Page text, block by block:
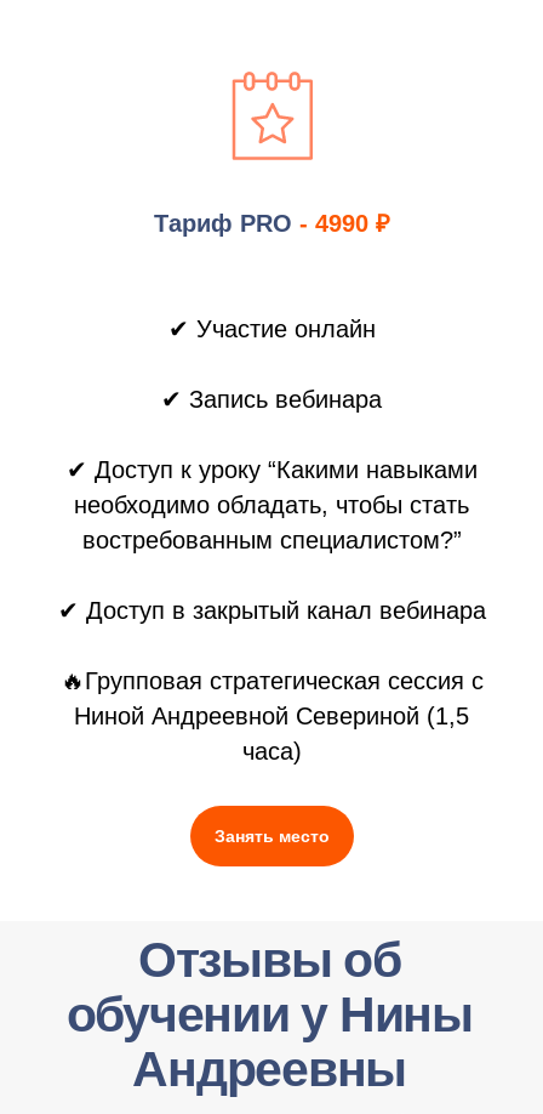
Тариф PRO - 4990 ₽
✔ Участие онлайн
✔ Запись вебинара
✔ Доступ к уроку “Какими навыками
необходимо обладать, чтобы стать
востребованным специалистом?”
✔ Доступ в закрытый канал вебинара
🔥Групповая стратегическая сессия с
Ниной Андреевной Севериной (1,5
часа)
Занять место
За все время обучения мы
более 4 000 учеников
ОГРНИП:
323784700297882
272210178019
БИК: 044525092